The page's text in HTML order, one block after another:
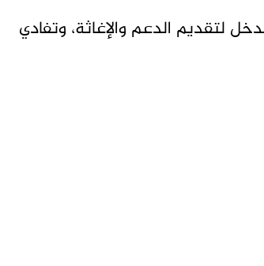
لتقديم الدعم والإغاثة، وتفادي